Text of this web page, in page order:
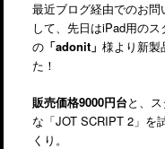
最近ブログ経由でのお
して、先日はiPad用の
の「adonit」 様より新製
た！
販売価格9000円台と、
な「JOT SCRIPT 2」を
くり。